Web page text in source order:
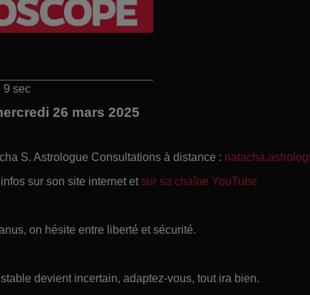
9 sec
26 mars 2025
S. Astrologue Consultations à distance :
sur son site internet et sur sa chaîne YouTube
on hésite entre liberté et sécurité.
devient incertain, adaptez-vous, tout ira bien.